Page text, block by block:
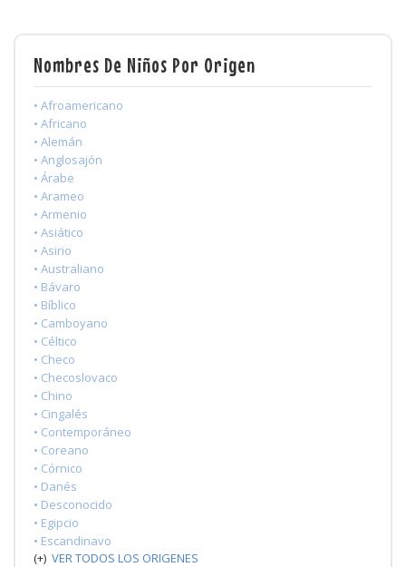
Nombres De Niños Por Origen
• Afroamericano
• Africano
• Alemán
• Anglosajón
• Árabe
• Arameo
• Armenio
• Asiático
• Asirio
• Australiano
• Bávaro
• Bíblico
• Camboyano
• Céltico
• Checo
• Checoslovaco
• Chino
• Cingalés
• Contemporáneo
• Coreano
• Córnico
• Danés
• Desconocido
• Egipcio
• Escandinavo
(+) VER TODOS LOS ORIGENES